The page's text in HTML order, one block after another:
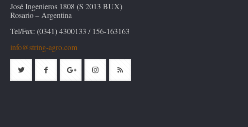
José Ingenieros 1808 (S 2013 BUX)
Rosario – Argentina
Tel/Fax: (0341) 4300133 / 156-163163
info@string-agro.com